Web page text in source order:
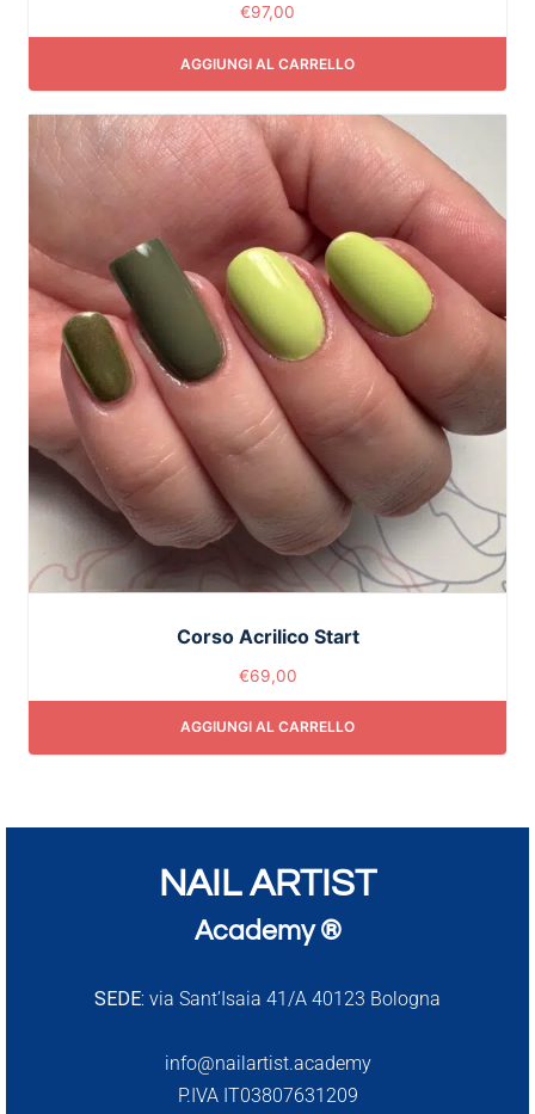
€97,00
AGGIUNGI AL CARRELLO
Corso Acrilico Start
€69,00
AGGIUNGI AL CARRELLO
NAIL ARTIST
Academy ®
SEDE: via Sant’Isaia 41/A 40123 Bologna
info@nailartist.academy
P.IVA IT03807631209